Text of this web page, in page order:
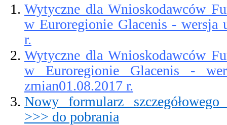
Wytyczne dla Wnioskodawców
w Euroregionie Glacenis - wersja
r.
Wytyczne dla Wnioskodawców
w Euroregionie Glacenis -
zmian01.08.2017 r.
Nowy formularz
>>> do pobrania